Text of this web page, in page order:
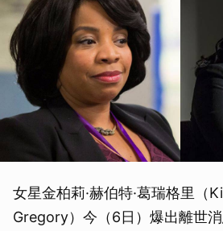
女星金柏莉·赫伯特·葛瑞格里（
Gregory）今（6日）爆出離世